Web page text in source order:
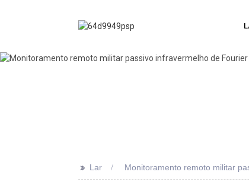
>> Lar Monitoramento remoto militar